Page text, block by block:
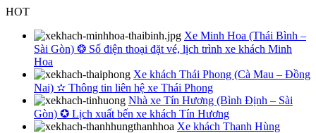
Skip
content
HOT
Xe Minh Hoa (Thái Bình –
Sài Gòn) ❂ Số điện thoại đặt vé, lịch trình xe khách Minh
Hoa
Xe khách Thái Phong (Cà Mau – Đồng
Nai) ✫ Thông tin liên hệ xe Thái Phong
Nhà xe Tín Hương (Bình Định – Sài
Gòn) ✪ Lịch xuất bến xe khách Tín Hương
Xe khách Thanh Hùng